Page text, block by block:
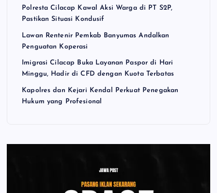
Polresta Cilacap Kawal Aksi Warga di PT S2P,
Pastikan Situasi Kondusif
Lawan Rentenir Pemkab Banyumas Andalkan
Penguatan Koperasi
Imigrasi Cilacap Buka Layanan Paspor di Hari
Minggu, Hadir di CFD dengan Kuota Terbatas
Kapolres dan Kejari Kendal Perkuat Penegakan
Hukum yang Profesional